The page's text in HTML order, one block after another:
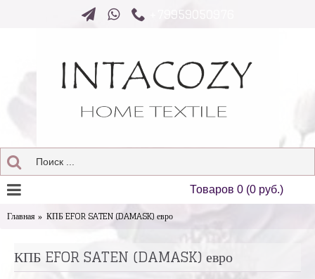
+79959050976
Товаров 0 (0 руб.)
Главная КПБ EFOR SATEN (DAMASK) евро
КПБ EFOR SATEN (DAMASK) евро